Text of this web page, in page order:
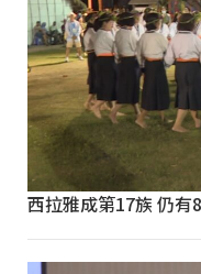
西拉雅成第17族 仍有